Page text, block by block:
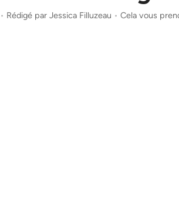
• Rédigé par Jessica Filluzeau • Cela vous